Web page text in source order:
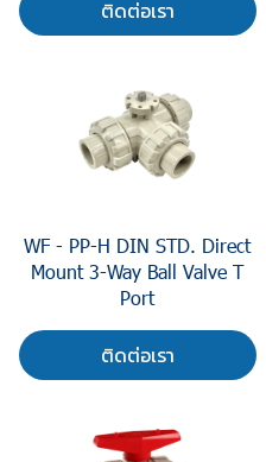
ติดต่อเรา
WF - PP-H DIN STD. Direct
Mount 3-Way Ball Valve T
Port
ติดต่อเรา